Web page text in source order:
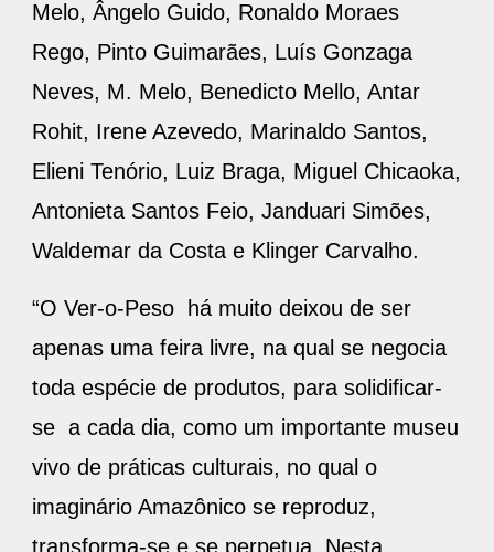
Melo, Ângelo Guido, Ronaldo Moraes
Rego, Pinto Guimarães, Luís Gonzaga
Neves, M. Melo, Benedicto Mello, Antar
Rohit, Irene Azevedo, Marinaldo Santos,
Elieni Tenório, Luiz Braga, Miguel Chicaoka,
Antonieta Santos Feio, Janduari Simões,
Waldemar da Costa e Klinger Carvalho.
“O Ver-o-Peso há muito deixou de ser
apenas uma feira livre, na qual se negocia
toda espécie de produtos, para solidificar-
se a cada dia, como um importante museu
vivo de práticas culturais, no qual o
imaginário Amazônico se reproduz,
transforma-se e se perpetua. Nesta